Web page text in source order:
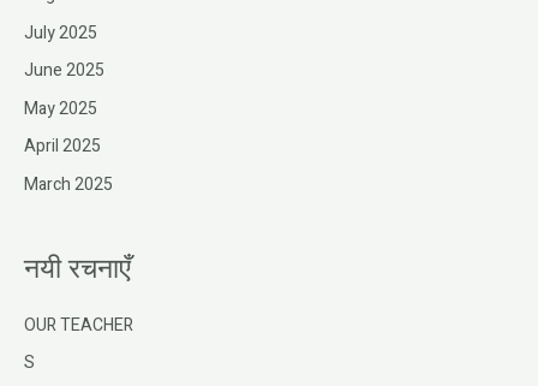
July 2025
June 2025
May 2025
April 2025
March 2025
नयी रचनाएँ
OUR TEACHER
S